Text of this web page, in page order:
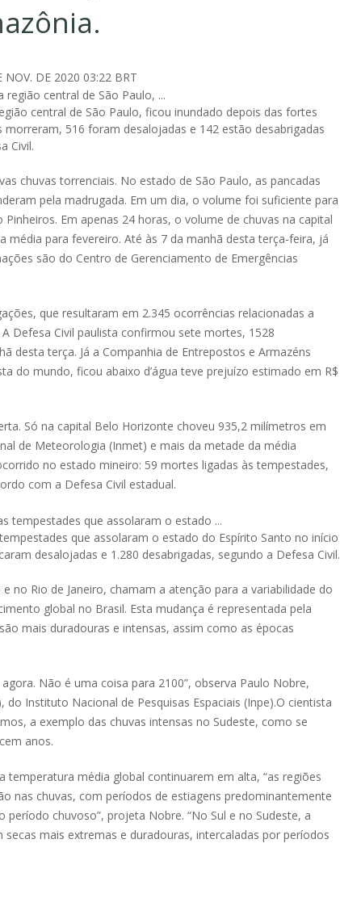
NOV. DE 2020 03:22 BRT
central de São Paulo, ficou inundado depois das fortes
516 foram desalojadas e 142 estão desabrigadas
Civil.
chuvas torrenciais. No estado de São Paulo, as pancadas
pela madrugada. Em um dia, o volume foi suficiente para
Em apenas 24 horas, o volume de chuvas na capital
para fevereiro. Até às 7 da manhã desta terça-feira, já
são do Centro de Gerenciamento de Emergências
que resultaram em 2.345 ocorrências relacionadas a
Defesa Civil paulista confirmou sete mortes, 1528
desta terça. Já a Companhia de Entrepostos e Armazéns
do mundo, ficou abaixo d’água teve prejuízo estimado em R$
Só na capital Belo Horizonte choveu 935,2 milímetros em
de Meteorologia (Inmet) e mais da metade da média
no estado mineiro: 59 mortes ligadas às tempestades,
com a Defesa Civil estadual.
que assolaram o estado do Espírito Santo no início
desalojadas e 1.280 desabrigadas, segundo a Defesa Civil.
no Rio de Janeiro, chamam a atenção para a variabilidade do
global no Brasil. Esta mudança é representada pela
mais duradouras e intensas, assim como as épocas
Não é uma coisa para 2100”, observa Paulo Nobre,
Instituto Nacional de Pesquisas Espaciais (Inpe).O cientista
a exemplo das chuvas intensas no Sudeste, como se
anos.
média global continuarem em alta, “as regiões
nas chuvas, com períodos de estiagens predominantemente
chuvoso”, projeta Nobre. “No Sul e no Sudeste, a
mais extremas e duradouras, intercaladas por períodos